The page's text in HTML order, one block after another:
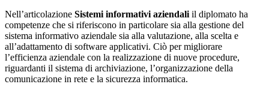
Nell’articolazione Sistemi informativi aziendali il diplomato ha
competenze che si riferiscono in particolare sia alla gestione del
sistema informativo aziendale sia alla valutazione, alla scelta e
all’adattamento di software applicativi. Ciò per migliorare
l’efficienza aziendale con la realizzazione di nuove procedure,
riguardanti il sistema di archiviazione, l’organizzazione della
comunicazione in rete e la sicurezza informatica.